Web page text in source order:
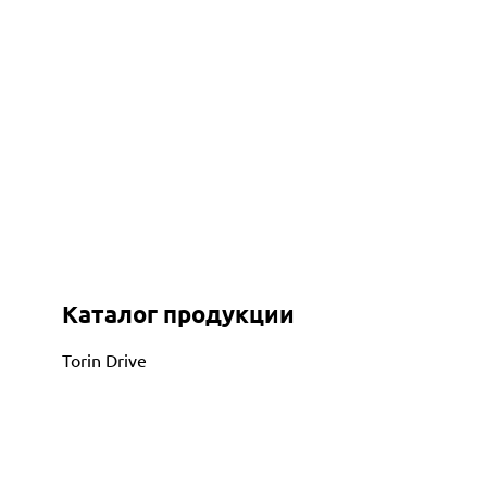
Каталог продукции
Torin Drive